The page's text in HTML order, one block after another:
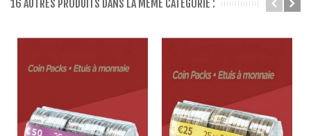
16 AUTRES PRODUITS DANS LA MÊME CATÉGORIE :